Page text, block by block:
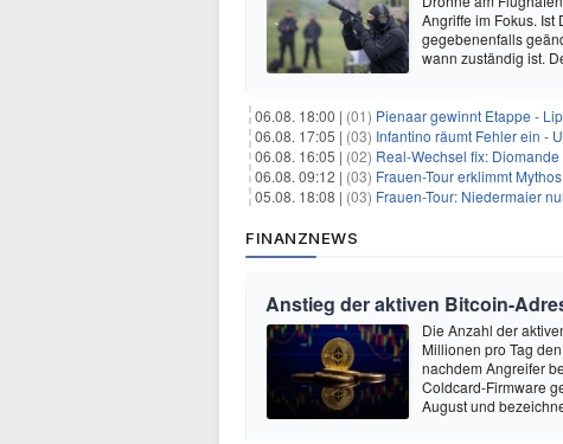
Angriffe im Fokus.
gegebenenfalls
wann zuständig ist.
06.08. 18:00 | (01) Pienaar gewinnt Etappe -
06.08. 17:05 | (03) Infantino räumt Fehler ein -
06.08. 16:05 | (02) Real-Wechsel fix:
06.08. 09:12 | (03) Frauen-Tour erklimmt
05.08. 18:08 | (03) Frauen-Tour: Niedermaier
FINANZNEWS
Anstieg der aktiven Bitcoin-
Die Anzahl der
Millionen pro Tag
nachdem Angreifer
Coldcard-Firmware
August und